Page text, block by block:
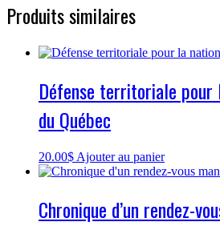
Produits similaires
Défense territoriale pour
du Québec
20.00$ Ajouter au panier
Chronique d’un rendez-